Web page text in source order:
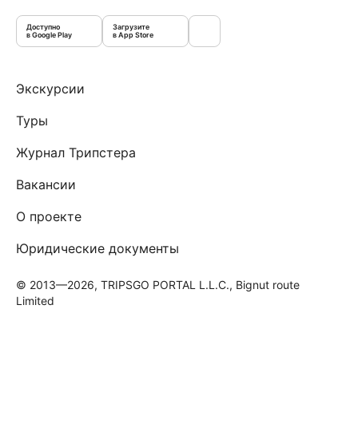
Доступно
в Google Play
Загрузите
в App Store
Экскурсии
Туры
Журнал Трипстера
Вакансии
О проекте
Юридические документы
© 2013—2026, TRIPSGO PORTAL L.L.C., Bignut route
Limited